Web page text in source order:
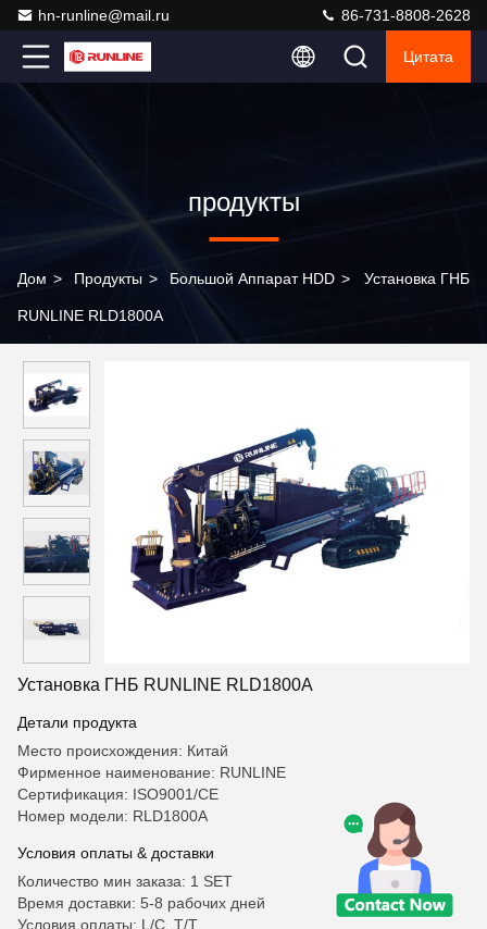
hn-runline@mail.ru 86-731-8808-2628
Цитата
продукты
Дом > Продукты > Большой Аппарат HDD > Установка ГНБ
RUNLINE RLD1800A
Установка ГНБ RUNLINE RLD1800A
Детали продукта
Место происхождения: Китай
Фирменное наименование: RUNLINE
Сертификация: ISO9001/CE
Номер модели: RLD1800A
Условия оплаты & доставки
Количество мин заказа: 1 SET
Время доставки: 5-8 рабочих дней
Условия оплаты: L/C, T/T